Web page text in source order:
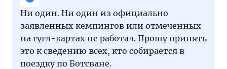
Ни один. Ни один из официально
заявленных кемпингов или отмеченных
на гугл-картах не работал. Прошу принять
это к сведению всех, кто собирается в
поездку по Ботсване.